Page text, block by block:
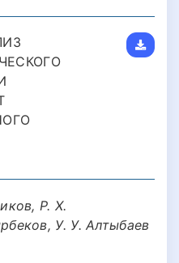
Р. Х.
У. У. Алтыбаев